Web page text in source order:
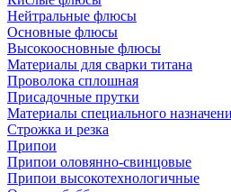
Нейтральные флюсы
Основные флюсы
Высокоосновные флюсы
Материалы для сварки титана
Проволока сплошная
Присадочные прутки
Материалы специального
Строжка и резка
Припои
Припои оловянно-свинцовые
Припои высокотехнологичные